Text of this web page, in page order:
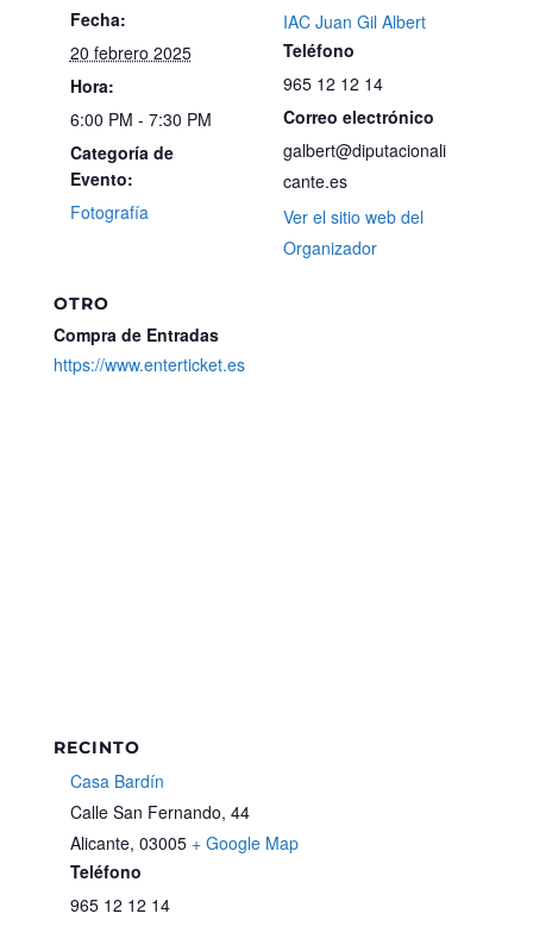
Fecha:
20 febrero 2025
Hora:
6:00 PM - 7:30 PM
Categoría de
Evento:
Fotografía
IAC Juan Gil Albert
Teléfono
965 12 12 14
Correo electrónico
galbert@diputacionali
cante.es
Ver el sitio web del
Organizador
OTRO
Compra de Entradas
https://www.enterticket.es
RECINTO
Casa Bardín
Calle San Fernando, 44
Alicante, 03005 + Google Map
Teléfono
965 12 12 14